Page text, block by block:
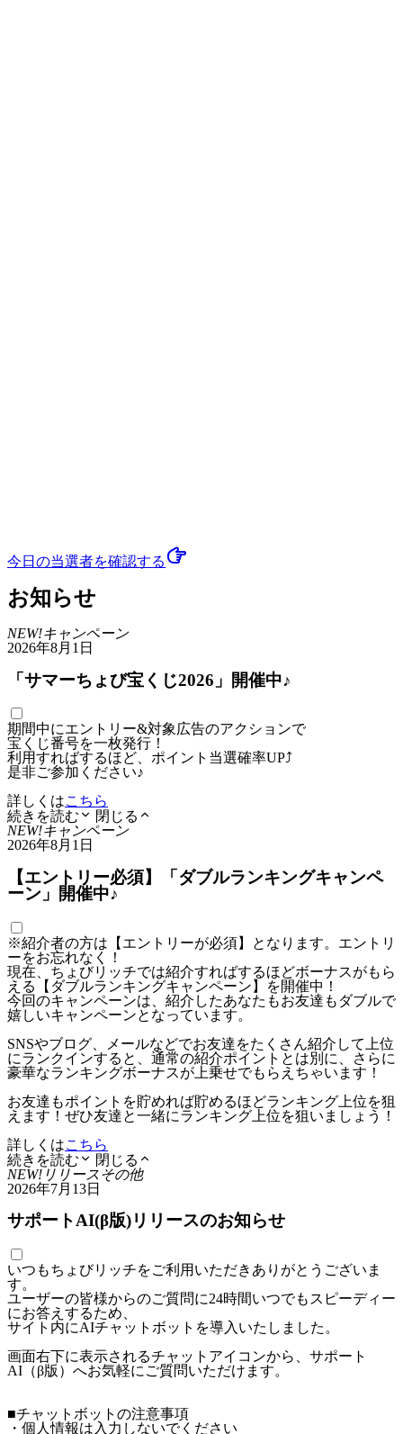
今日の当選者を確認する
お知らせ
NEW!キャンペーン
2026年8月1日
「サマーちょび宝くじ2026」開催中♪
期間中にエントリー&対象広告のアクションで
宝くじ番号を一枚発行！
利用すればするほど、ポイント当選確率UP⤴
是非ご参加ください♪
詳しくはこちら
続きを読む
閉じる
NEW!キャンペーン
2026年8月1日
【エントリー必須】「ダブルランキングキャンペ
ーン」開催中♪
※紹介者の方は【エントリーが必須】となります。エントリ
ーをお忘れなく！
現在、ちょびリッチでは紹介すればするほどボーナスがもら
える【ダブルランキングキャンペーン】を開催中！
今回のキャンペーンは、紹介したあなたもお友達もダブルで
嬉しいキャンペーンとなっています。
SNSやブログ、メールなどでお友達をたくさん紹介して上位
にランクインすると、通常の紹介ポイントとは別に、さらに
豪華なランキングボーナスが上乗せでもらえちゃいます！
お友達もポイントを貯めれば貯めるほどランキング上位を狙
えます！ぜひ友達と一緒にランキング上位を狙いましょう！
詳しくはこちら
続きを読む
閉じる
NEW! リリースその他
2026年7月13日
サポートAI(β版)リリースのお知らせ
いつもちょびリッチをご利用いただきありがとうございま
す。
ユーザーの皆様からのご質問に24時間いつでもスピーディー
にお答えするため、
サイト内にAIチャットボットを導入いたしました。
画面右下に表示されるチャットアイコンから、サポート
AI（β版）へお気軽にご質問いただけます。
■チャットボットの注意事項
・個人情報は入力しないでください